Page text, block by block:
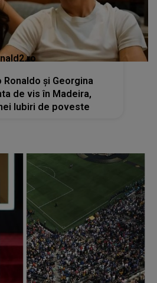
Ronaldo și Georgina
de vis în Madeira,
Iubiri de poveste